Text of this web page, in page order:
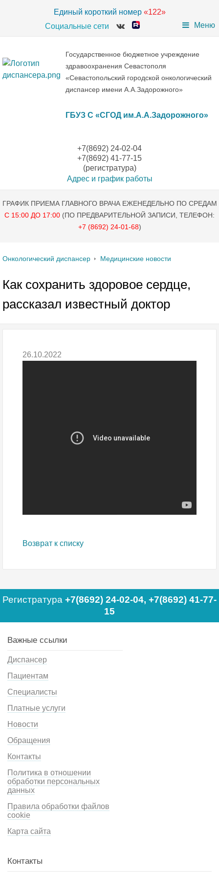
Единый короткий номер«122»
Социальные сети
Меню
Государственное бюджетное учреждение
здравоохранения Севастополя
«Севастопольский городской онкологический
диспансер имени А.А.Задорожного»
ГБУЗ С «СГОД им.А.А.Задорожного»
+7(8692) 24-02-04
+7(8692) 41-77-15
(регистратура)
Адрес и график работы
ГРАФИК ПРИЕМА ГЛАВНОГО ВРАЧА ЕЖЕНЕДЕЛЬНО ПО СРЕДАМ
С 15:00 ДО 17:00 (ПО ПРЕДВАРИТЕЛЬНОЙ ЗАПИСИ, ТЕЛЕФОН:
+7 (8692) 24-01-68)
Онкологический диспансер Медицинские новости
Как сохранить здоровое сердце,
рассказал известный доктор
26.10.2022
Возврат к списку
Регистратура +7(8692) 24-02-04, +7(8692) 41-77-
15
Важные ссылки
Диспансер
Пациентам
Специалисты
Платные услуги
Новости
Обращения
Контакты
Политика в отношении
обработки персональных
данных
Правила обработки файлов
cookie
Карта сайта
Контакты